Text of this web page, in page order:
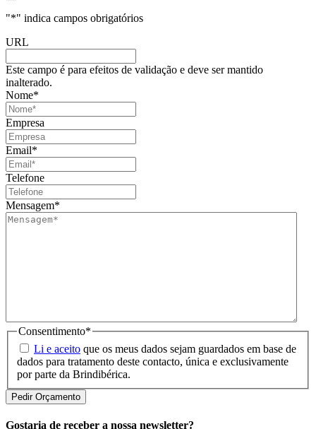
"*" indica campos obrigatórios
URL
Este campo é para efeitos de validação e deve ser mantido
inalterado.
Nome*
Empresa
Email*
Telefone
Mensagem*
Consentimento*
Li e aceito que os meus dados sejam guardados em base de
dados para tratamento deste contacto, única e exclusivamente
por parte da Brindibérica.
Gostaria de receber a nossa newsletter?